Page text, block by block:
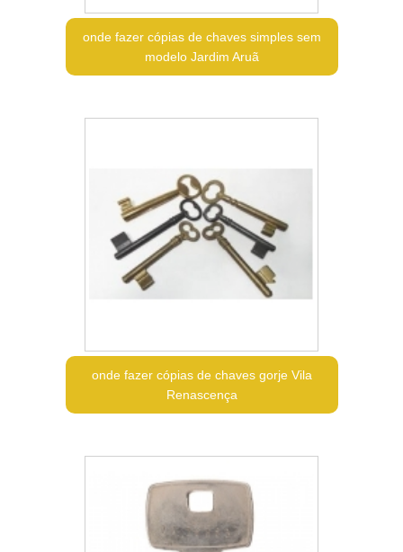
onde fazer cópias de chaves simples sem
modelo Jardim Aruã
onde fazer cópias de chaves gorje Vila
Renascença